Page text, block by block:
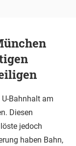
Bahnhalt am
Diesen
jedoch
haben Bahn,